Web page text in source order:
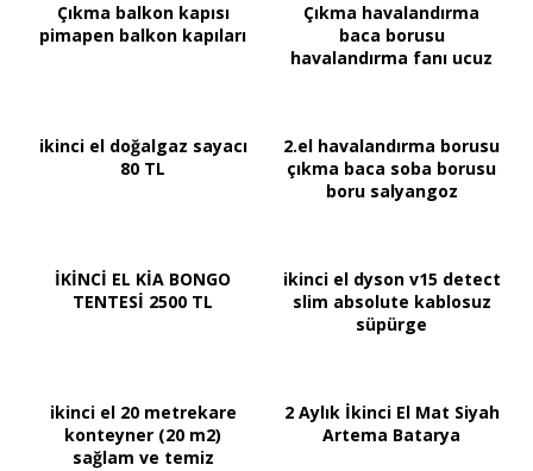
Çıkma balkon kapısı
pimapen balkon kapıları
Çıkma havalandırma
baca borusu
havalandırma fanı ucuz
ikinci el doğalgaz sayacı
80 TL
2.el havalandırma borusu
çıkma baca soba borusu
boru salyangoz
İKİNCİ EL KİA BONGO
TENTESİ 2500 TL
ikinci el dyson v15 detect
slim absolute kablosuz
süpürge
ikinci el 20 metrekare
konteyner (20 m2)
sağlam ve temiz
2 Aylık İkinci El Mat Siyah
Artema Batarya